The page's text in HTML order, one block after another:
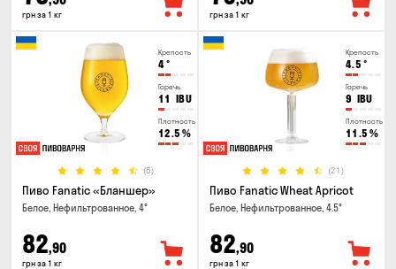
грн за 1 кг грн за 1 кг
Крепость
4°
Горечь
11 IBU
Плотность
12.5 %
(8)
Пиво Fanatic «Бланшер»
Белое, Нефильтрованное, 4°
82,90
грн за 1 кг
Крепость
4.5 °
Горечь
9 IBU
Плотность
11.5 %
(21)
Пиво Fanatic Wheat Apricot
Белое, Нефильтрованное, 4.5°
82,90
грн за 1 кг